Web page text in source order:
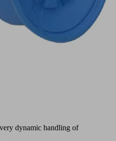
dynamic handling of